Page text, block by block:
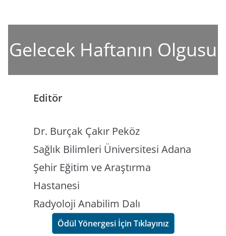
Gelecek Haftanın Olgusu
Editör
Dr. Burçak Çakır Peköz
Sağlık Bilimleri Üniversitesi Adana
Şehir Eğitim ve Araştırma
Hastanesi
Radyoloji Anabilim Dalı
Ödül Yönergesi İçin Tıklayınız